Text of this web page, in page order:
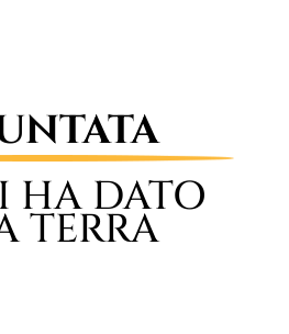
HA DATO
TERRA